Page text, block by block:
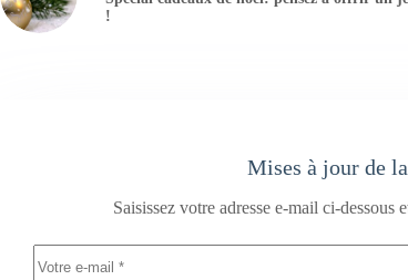
!
Mises à jour de
Saisissez votre adresse e-mail ci-dessous